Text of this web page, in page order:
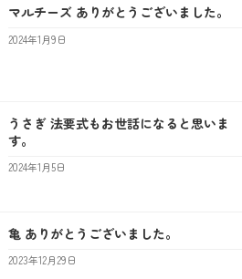
マルチーズ ありがとうございました。
2024年1月9日
うさぎ 法要式もお世話になると思いま
す。
2024年1月5日
亀 ありがとうございました。
2023年12月29日